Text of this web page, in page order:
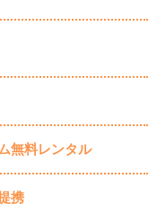
無料レンタル
携